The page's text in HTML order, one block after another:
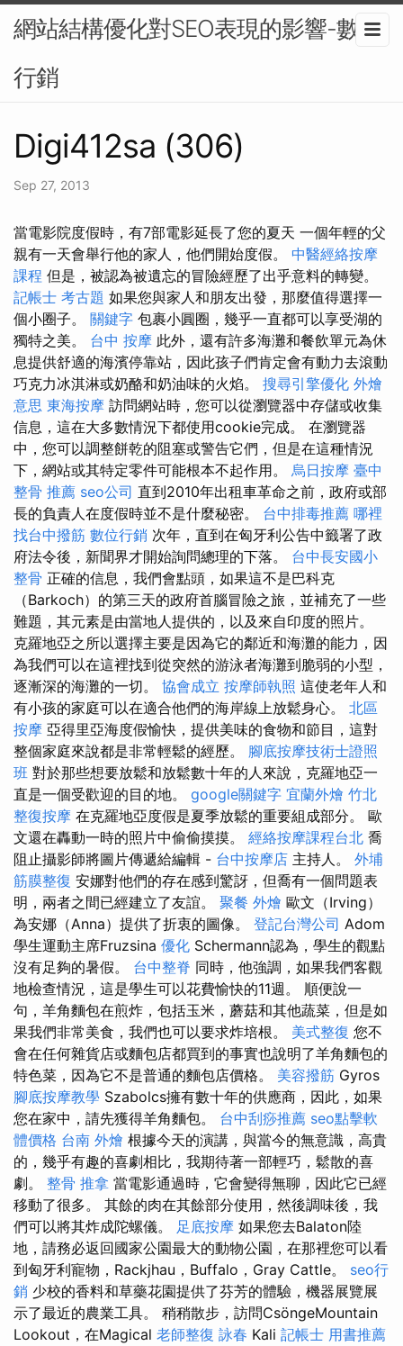
網站結構優化對SEO表現的影響-數位
行銷
Digi412sa (306)
Sep 27, 2013
當電影院度假時，有7部電影延長了您的夏天 一個年輕的父
親有一天會舉行他的家人，他們開始度假。 中醫經絡按摩
課程 但是，被認為被遺忘的冒險經歷了出乎意料的轉變。
記帳士 考古題 如果您與家人和朋友出發，那麼值得選擇一
個小圈子。 關鍵字 包裹小圓圈，幾乎一直都可以享受湖的
獨特之美。 台中 按摩 此外，還有許多海灘和餐飲單元為休
息提供舒適的海濱停靠站，因此孩子們肯定會有動力去滾動
巧克力冰淇淋或奶酪和奶油味的火焰。 搜尋引擎優化 外燴
意思 東海按摩 訪問網站時，您可以從瀏覽器中存儲或收集
信息，這在大多數情況下都使用cookie完成。 在瀏覽器
中，您可以調整餅乾的阻塞或警告它們，但是在這種情況
下，網站或其特定零件可能根本不起作用。 烏日按摩 臺中
整骨 推薦 seo公司 直到2010年出租車革命之前，政府或部
長的負責人在度假時並不是什麼秘密。 台中排毒推薦 哪裡
找台中撥筋 數位行銷 次年，直到在匈牙利公告中籤署了政
府法令後，新聞界才開始詢問總理的下落。 台中長安國小
整骨 正確的信息，我們會點頭，如果這不是巴科克
（Barkoch）的第三天的政府首腦冒險之旅，並補充了一些
難題，其元素是由當地人提供的，以及來自印度的照片。
克羅地亞之所以選擇主要是因為它的鄰近和海灘的能力，因
為我們可以在這裡找到從突然的游泳者海灘到脆弱的小型，
逐漸深的海灘的一切。 協會成立 按摩師執照 這使老年人和
有小孩的家庭可以在適合他們的海岸線上放鬆身心。 北區
按摩 亞得里亞海度假愉快，提供美味的食物和節目，這對
整個家庭來說都是非常輕鬆的經歷。 腳底按摩技術士證照
班 對於那些想要放鬆和放鬆數十年的人來說，克羅地亞一
直是一個受歡迎的目的地。 google關鍵字 宜蘭外燴 竹北
整復按摩 在克羅地亞度假是夏季放鬆的重要組成部分。 歐
文還在轟動一時的照片中偷偷摸摸。 經絡按摩課程台北 喬
阻止攝影師將圖片傳遞給編輯 - 台中按摩店 主持人。 外埔
筋膜整復 安娜對他們的存在感到驚訝，但喬有一個問題表
明，兩者之間已經建立了友誼。 聚餐 外燴 歐文（Irving）
為安娜（Anna）提供了折衷的圖像。 登記台灣公司 Adom
學生運動主席Fruzsina 優化 Schermann認為，學生的觀點
沒有足夠的暑假。 台中整脊 同時，他強調，如果我們客觀
地檢查情況，這是學生可以花費愉快的11週。 順便說一
句，羊角麵包在煎炸，包括玉米，蘑菇和其他蔬菜，但是如
果我們非常美食，我們也可以要求炸培根。 美式整復 您不
會在任何雜貨店或麵包店都買到的事實也說明了羊角麵包的
特色菜，因為它不是普通的麵包店價格。 美容撥筋 Gyros
腳底按摩教學 Szabolcs擁有數十年的供應商，因此，如果
您在家中，請先獲得羊角麵包。 台中刮痧推薦 seo點擊軟
體價格 台南 外燴 根據今天的演講，與當今的無意識，高貴
的，幾乎有趣的喜劇相比，我期待著一部輕巧，鬆散的喜
劇。 整骨 推拿 當電影通過時，它會變得無聊，因此它已經
移動了很多。 其餘的肉在其餘部分使用，然後調味後，我
們可以將其炸成陀螺儀。 足底按摩 如果您去Balaton陸
地，請務必返回國家公園最大的動物公園，在那裡您可以看
到匈牙利寵物，Rackjhau，Buffalo，Gray Cattle。 seo行
銷 少校的香料和草藥花園提供了芬芳的體驗，機器展覽展
示了最近的農業工具。 稍稍散步，訪問CsöngeMountain
Lookout，在Magical 老師整復 詠春 Kali 記帳士 用書推薦